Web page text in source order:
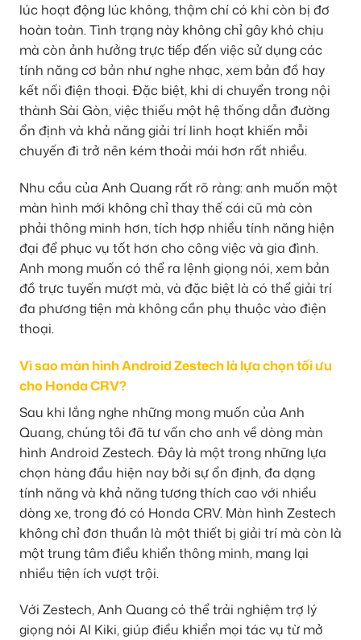
lúc hoạt động lúc không, thậm chí có khi còn bị đơ
hoàn toàn. Tình trạng này không chỉ gây khó chịu
mà còn ảnh hưởng trực tiếp đến việc sử dụng các
tính năng cơ bản như nghe nhạc, xem bản đồ hay
kết nối điện thoại. Đặc biệt, khi di chuyển trong nội
thành Sài Gòn, việc thiếu một hệ thống dẫn đường
ổn định và khả năng giải trí linh hoạt khiến mỗi
chuyến đi trở nên kém thoải mái hơn rất nhiều.
Nhu cầu của Anh Quang rất rõ ràng: anh muốn một
màn hình mới không chỉ thay thế cái cũ mà còn
phải thông minh hơn, tích hợp nhiều tính năng hiện
đại để phục vụ tốt hơn cho công việc và gia đình.
Anh mong muốn có thể ra lệnh giọng nói, xem bản
đồ trực tuyến mượt mà, và đặc biệt là có thể giải trí
đa phương tiện mà không cần phụ thuộc vào điện
thoại.
Vì sao màn hình Android Zestech là lựa chọn tối ưu
cho Honda CRV?
Sau khi lắng nghe những mong muốn của Anh
Quang, chúng tôi đã tư vấn cho anh về dòng màn
hình Android Zestech. Đây là một trong những lựa
chọn hàng đầu hiện nay bởi sự ổn định, đa dạng
tính năng và khả năng tương thích cao với nhiều
dòng xe, trong đó có Honda CRV. Màn hình Zestech
không chỉ đơn thuần là một thiết bị giải trí mà còn là
một trung tâm điều khiển thông minh, mang lại
nhiều tiện ích vượt trội.
Với Zestech, Anh Quang có thể trải nghiệm trợ lý
giọng nói AI Kiki, giúp điều khiển mọi tác vụ từ mở